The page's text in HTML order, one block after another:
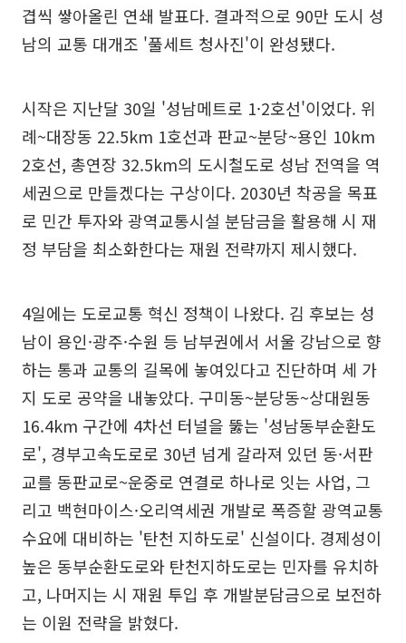
겹씩 쌓아올린 연쇄 발표다. 결과적으로 90만 도시 성
남의 교통 대개조 '풀세트 청사진'이 완성됐다.
시작은 지난달 30일 '성남메트로 1·2호선'이었다. 위
례~대장동 22.5km 1호선과 판교~분당~용인 10km
2호선, 총연장 32.5km의 도시철도로 성남 전역을 역
세권으로 만들겠다는 구상이다. 2030년 착공을 목표
로 민간 투자와 광역교통시설 분담금을 활용해 시 재
정 부담을 최소화한다는 재원 전략까지 제시했다.
4일에는 도로교통 혁신 정책이 나왔다. 김 후보는 성
남이 용인·광주·수원 등 남부권에서 서울 강남으로 향
하는 통과 교통의 길목에 놓여있다고 진단하며 세 가
지 도로 공약을 내놓았다. 구미동~분당동~상대원동
16.4km 구간에 4차선 터널을 뚫는 '성남동부순환도
로', 경부고속도로로 30년 넘게 갈라져 있던 동·서판
교를 동판교로~운중로 연결로 하나로 잇는 사업, 그
리고 백현마이스·오리역세권 개발로 폭증할 광역교통
수요에 대비하는 '탄천 지하도로' 신설이다. 경제성이
높은 동부순환도로와 탄천지하도로는 민자를 유치하
고, 나머지는 시 재원 투입 후 개발분담금으로 보전하
는 이원 전략을 밝혔다.